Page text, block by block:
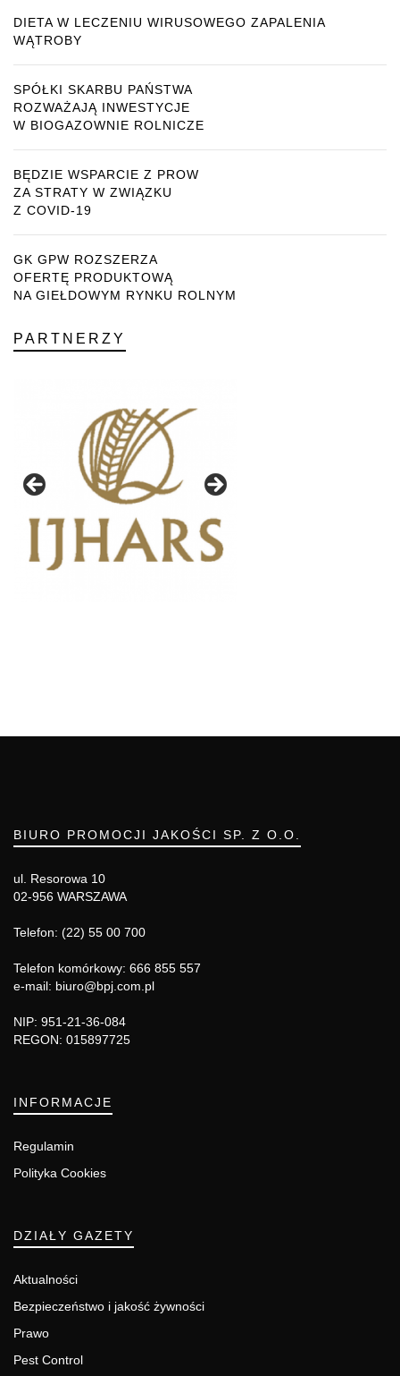
DIETA W LECZENIU WIRUSOWEGO ZAPALENIA
WĄTROBY
SPÓŁKI SKARBU PAŃSTWA
ROZWAŻAJĄ INWESTYCJE
W BIOGAZOWNIE ROLNICZE
BĘDZIE WSPARCIE Z PROW
ZA STRATY W ZWIĄZKU
Z COVID-19
GK GPW ROZSZERZA
OFERTĘ PRODUKTOWĄ
NA GIEŁDOWYM RYNKU ROLNYM
PARTNERZY
BIURO PROMOCJI JAKOŚCI SP. Z O.O.
ul. Resorowa 10
02-956 WARSZAWA
Telefon: (22) 55 00 700
Telefon komórkowy: 666 855 557
e-mail: biuro@bpj.com.pl
NIP: 951-21-36-084
REGON: 015897725
INFORMACJE
Regulamin
Polityka Cookies
DZIAŁY GAZETY
Aktualności
Bezpieczeństwo i jakość żywności
Prawo
Pest Control